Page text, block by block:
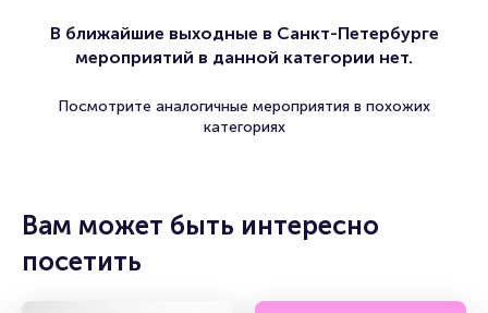
олу. Ма
тч отк
В ближайшие выходные в Санкт-Петербурге
мероприятий в данной категории нет.
Посмотрите аналогичные мероприятия в похожих
категориях
Вам может быть интересно
посетить